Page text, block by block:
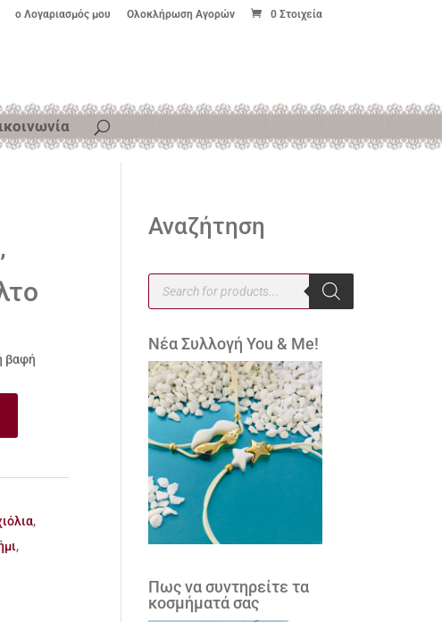
ο Λογαριασμός μου Ολοκλήρωση Αγορών 0 Στοιχεία
βαφή
,
,
Αναζήτηση
Products
search
Νέα Συλλογή You & Me!
Πως να συντηρείτε τα
κοσμήματά σας